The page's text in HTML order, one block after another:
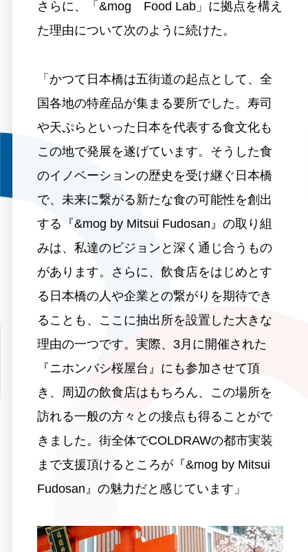
さらに、「&mog Food Lab」に拠点を構え
た理由について次のように続けた。
「かつて日本橋は五街道の起点として、全
国各地の特産品が集まる要所でした。寿司
や天ぷらといった日本を代表する食文化も
この地で発展を遂げています。そうした食
のイノベーションの歴史を受け継ぐ日本橋
で、未来に繋がる新たな食の可能性を創出
する『&mog by Mitsui Fudosan』の取り組
みは、私達のビジョンと深く通じ合うもの
があります。さらに、飲食店をはじめとす
る日本橋の人や企業との繋がりを期待でき
ることも、ここに抽出所を設置した大きな
理由の一つです。実際、3月に開催された
『ニホンバシ桜屋台』にも参加させて頂
き、周辺の飲食店はもちろん、この場所を
訪れる一般の方々との接点も得ることがで
きました。街全体でCOLDRAWの都市実装
まで支援頂けるところが『&mog by Mitsui
Fudosan』の魅力だと感じています」